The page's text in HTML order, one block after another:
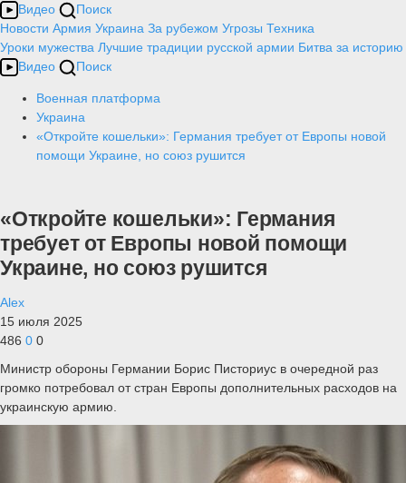
Видео
Поиск
Новости Армия Украина За рубежом Угрозы Техника
Уроки мужества Лучшие традиции русской армии Битва за историю
Видео
Поиск
Военная платформа
Украина
«Откройте кошельки»: Германия требует от Европы новой
помощи Украине, но союз рушится
«Откройте кошельки»: Германия
требует от Европы новой помощи
Украине, но союз рушится
Alex
15 июля 2025
486 0 0
Министр обороны Германии Борис Писториус в очередной раз
громко потребовал от стран Европы дополнительных расходов на
украинскую армию.